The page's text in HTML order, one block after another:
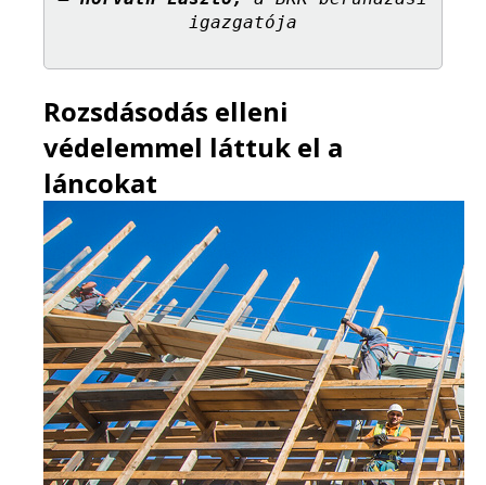
igazgatója
Rozsdásodás elleni
védelemmel láttuk el a
láncokat